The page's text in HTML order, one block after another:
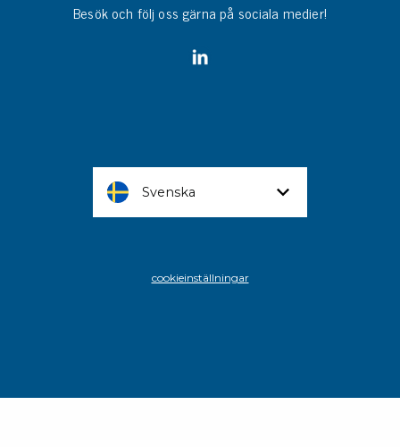
Besök och följ oss gärna på sociala medier!
Svenska
cookieinställningar